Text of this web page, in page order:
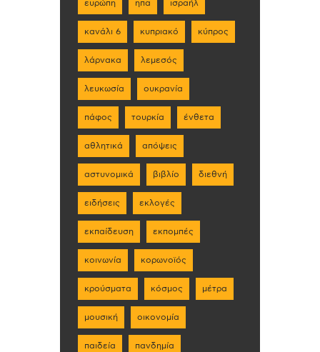
ευρώπη ηπα ισραήλ
κανάλι 6 κυπριακό κύπρος
λάρνακα λεμεσός
λευκωσία ουκρανία
πάφος τουρκία ένθετα
αθλητικά απόψεις
αστυνομικά βιβλίο διεθνή
ειδήσεις εκλογές
εκπαίδευση εκπομπές
κοινωνία κορωνοϊός
κρούσματα κόσμος μέτρα
μουσική οικονομία
παιδεία πανδημία